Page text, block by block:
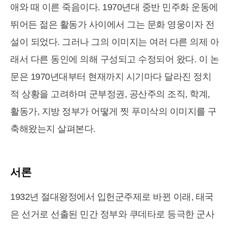
애와 때 이른 죽음이다. 1970년대 중반 민주화 운동에
뛰어든 젊은 활동가 사이에서 그는 문화 영웅이자 전
설이 되었다. 그러나 그의 이미지는 여러 다른 의제 아
래서 다른 동인에 의해 구성되고 수정되어 왔다. 이 논
문은 1970년대부터 현재까지 시기마다 달라진 정치
적 상황을 고려하며 군부정권, 공산주의 조직, 학계,
활동가, 지방 정부가 어떻게 찟 푸미삭의 이미지를 구
축해왔는지 살펴본다.
서론
1932년 절대왕정에서 입헌군주제로 바뀐 이래, 태국
은 선거로 선출된 민간 정부와 쿠데타로 등극한 군사